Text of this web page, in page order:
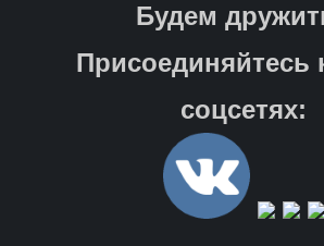
Будем
Присоединяйтесь
соцсетях: